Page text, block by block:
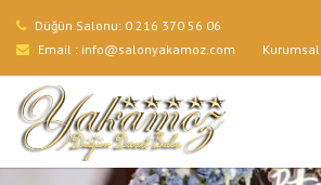
Düğün Salonu: 0 216 370 56 06
Email : info@salonyakamoz.com Kurumsal
ANA SAYFA
HIZMETLERIMIZ